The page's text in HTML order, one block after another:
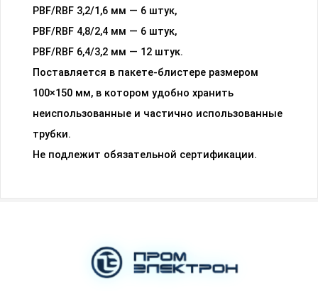
PBF/RBF 3,2/1,6 мм — 6 штук,
PBF/RBF 4,8/2,4 мм — 6 штук,
PBF/RBF 6,4/3,2 мм — 12 штук.
Поставляется в пакете-блистере размером
100×150 мм, в котором удобно хранить
неиспользованные и частично использованные
трубки.
Не подлежит обязательной сертификации.